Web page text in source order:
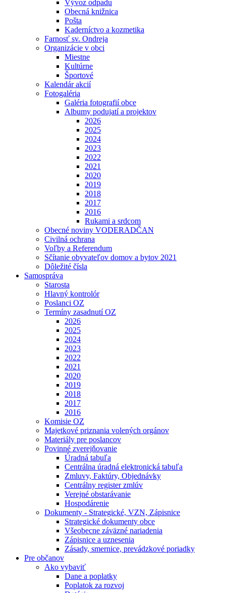
Vývoz odpadu
Obecná knižnica
Pošta
Kaderníctvo a kozmetika
Farnosť sv. Ondreja
Organizácie v obci
Miestne
Kultúrne
Športové
Kalendár akcií
Fotogaléria
Galéria fotografií obce
Albumy podujatí a projektov
2026
2025
2024
2023
2022
2021
2020
2019
2018
2017
2016
Rukami a srdcom
Obecné noviny VODERADČAN
Civilná ochrana
Voľby a Referendum
Sčítanie obyvateľov domov a bytov 2021
Dôležité čísla
Samospráva
Starosta
Hlavný kontrolór
Poslanci OZ
Termíny zasadnutí OZ
2026
2025
2024
2023
2022
2021
2020
2019
2018
2017
2016
Komisie OZ
Majetkové priznania volených orgánov
Materiály pre poslancov
Povinné zverejňovanie
Úradná tabuľa
Centrálna úradná elektronická tabuľa
Zmluvy, Faktúry, Objednávky
Centrálny register zmlúv
Verejné obstarávanie
Hospodárenie
Dokumenty - Strategické, VZN, Zápisnice
Strategické dokumenty obce
Všeobecne záväzné nariadenia
Zápisnice a uznesenia
Zásady, smernice, prevádzkové poriadky
Pre občanov
Ako vybaviť
Dane a poplatky
Poplatok za rozvoj